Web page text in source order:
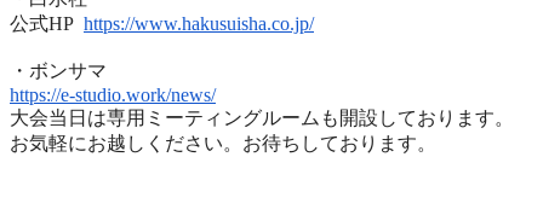
公式HP https://www.hakusuisha.co.jp/
・ボンサマ
https://e-studio.work/news/
大会当日は専用ミーティングルームも開設しております。
お気軽にお越しください。お待ちしております。